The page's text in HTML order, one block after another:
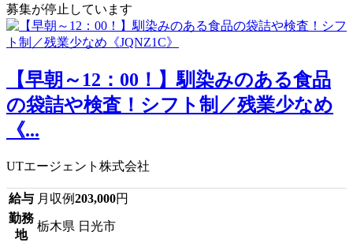
募集が停止しています
【早朝～12：00！】馴染みのある食品
の袋詰や検査！シフト制／残業少なめ
《...
UTエージェント株式会社
給与 月収例203,000円
勤務
地
栃木県 日光市